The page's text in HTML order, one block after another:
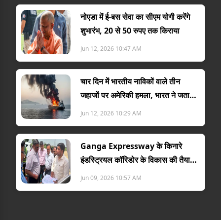
नोएडा में ई-बस सेवा का सीएम योगी करेंगे
शुभारंभ, 20 से 50 रुपए तक किराया
Jun 12, 2026 10:47 AM
चार दिन में भारतीय नाविकों वाले तीन
जहाजों पर अमेरिकी हमला, भारत ने जताया
विरोध
Jun 12, 2026 10:29 AM
Ganga Expressway के किनारे
इंडस्ट्रियल कॉरिडोर के विकास की तैयारी
तेज
Jun 09, 2026 10:57 AM